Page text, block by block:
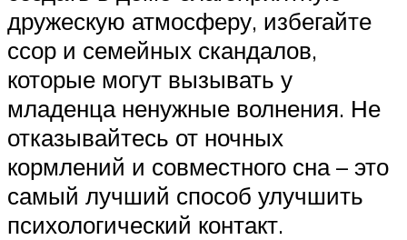
дружескую атмосферу, избегайте
ссор и семейных скандалов,
которые могут вызывать у
младенца ненужные волнения. Не
отказывайтесь от ночных
кормлений и совместного сна – это
самый лучший способ улучшить
психологический контакт.